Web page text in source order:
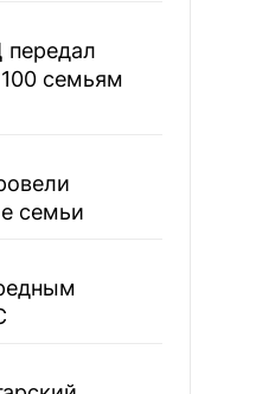
семьям
семьи